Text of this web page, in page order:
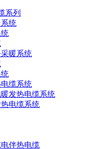
系列
统
暖系统
缆系统
发热电缆系统
电缆系统
伴热电缆